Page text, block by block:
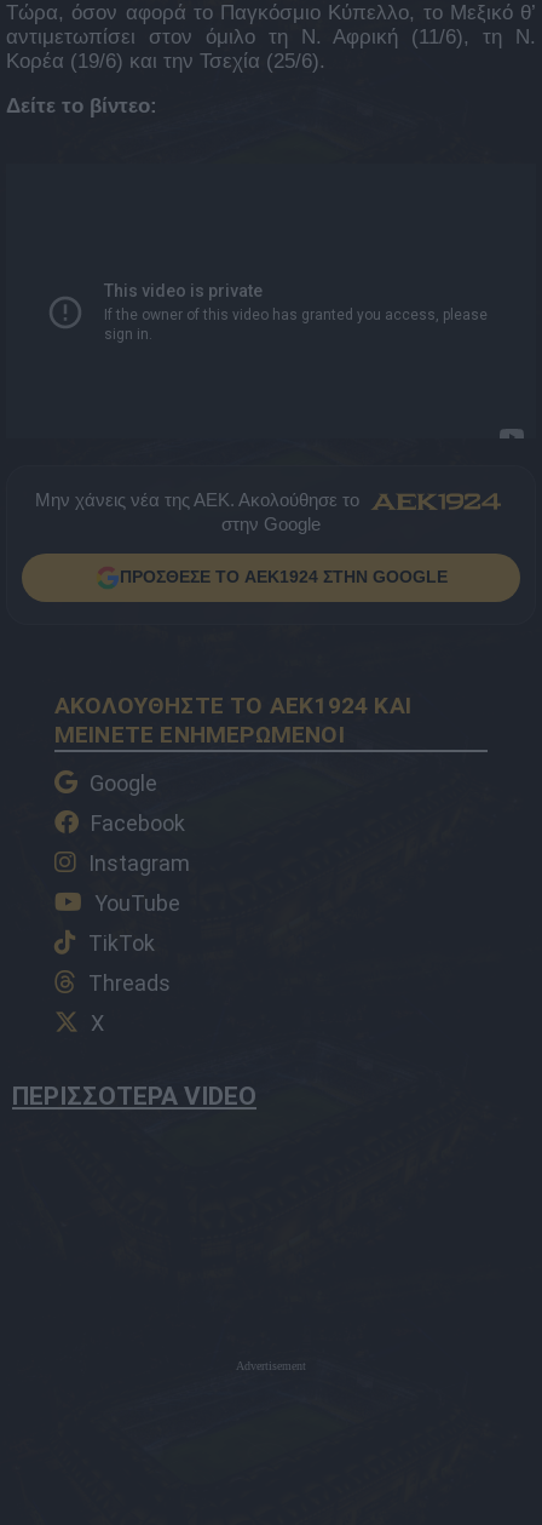
Τώρα, όσον αφορά το Παγκόσμιο Κύπελλο, το Μεξικό θ’
αντιμετωπίσει στον όμιλο τη Ν. Αφρική (11/6), τη Ν.
Κορέα (19/6) και την Τσεχία (25/6).
Δείτε το βίντεο:
Μην χάνεις νέα της ΑΕΚ. Ακολούθησε το
στην Google
ΠΡΟΣΘΕΣΕ ΤΟ AEK1924 ΣΤΗΝ GOOGLE
ΑΚΟΛΟΥΘΗΣΤΕ ΤΟ AEK1924 ΚΑΙ
ΜΕΙΝΕΤΕ ΕΝΗΜΕΡΩΜΕΝΟΙ
Google
Facebook
Instagram
YouTube
TikTok
Threads
X
ΠΕΡΙΣΣΟΤΕΡΑ VIDEO
Advertisement